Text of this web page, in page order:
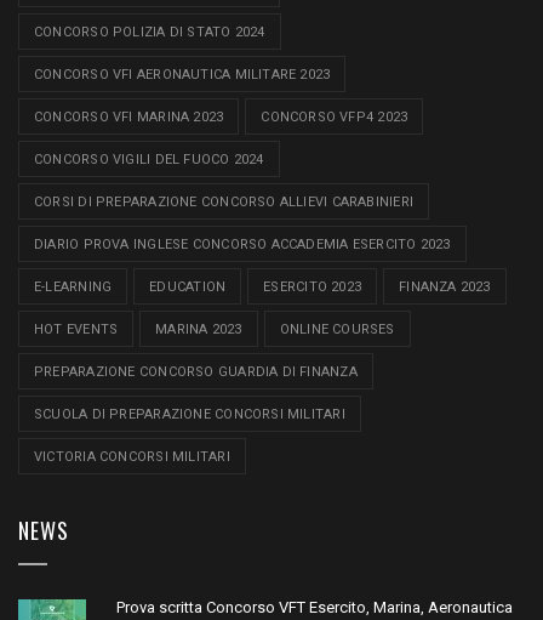
CONCORSO POLIZIA DI STATO 2024
CONCORSO VFI AERONAUTICA MILITARE 2023
CONCORSO VFI MARINA 2023 CONCORSO VFP4 2023
CONCORSO VIGILI DEL FUOCO 2024
CORSI DI PREPARAZIONE CONCORSO ALLIEVI CARABINIERI
DIARIO PROVA INGLESE CONCORSO ACCADEMIA ESERCITO 2023
E-LEARNING EDUCATION ESERCITO 2023 FINANZA 2023
HOT EVENTS MARINA 2023 ONLINE COURSES
PREPARAZIONE CONCORSO GUARDIA DI FINANZA
SCUOLA DI PREPARAZIONE CONCORSI MILITARI
VICTORIA CONCORSI MILITARI
NEWS
Prova scritta Concorso VFT Esercito, Marina, Aeronautica